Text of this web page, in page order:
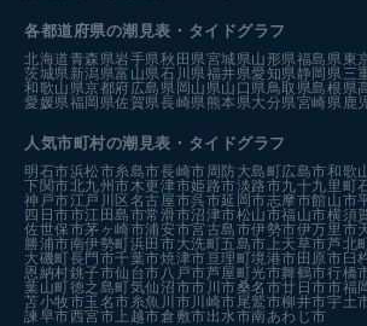
各都道府県の潮見表 ・タイドグラフ
北海道青森県岩手県秋田県宮城県山形県福島県 東
茨城県 新潟県富山県石川県福井県愛知県静岡県 三
和歌山県京都府広島県 岡山県山口県 鳥取県島根県
愛媛県福岡県佐賀県長崎県 熊本県大分県宮崎県 鹿
人気市町村の潮見表・タイドグラフ
明石市浜松市糸島市長崎市 周防大島町広島市和歌
下関市北九州市木更津市姫路市淡路市九十九里町
神戸市江戸川区名古屋市呉市延岡市志摩市館山市
四日市市江田島市常滑市沼津市松山市福山市横須
佐世保市茅ヶ崎市浦安市宮古島市伊勢市伊万里市
勝浦市南伊勢町浜田市大洗町五島市 上天草市芦北
大磯町長門市千葉市焼津市亘理町境港市田原市臼
恩納村銚子市仙台市 八戸市芦屋町光市舞鶴市行橋
葉山町徳之島町気仙沼市市川市桑名市廿日市市福
苫小牧市玉名市糸魚川市 川崎市尾鷲市柳井市宇土
諫早市西宮市 上越市倉敷市出水市南あわじ市